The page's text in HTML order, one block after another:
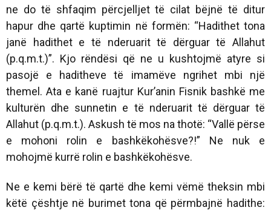
ne do të shfaqim përcjelljet të cilat bëjnë të ditur
hapur dhe qartë kuptimin në formën: “Hadithet tona
janë hadithet e të nderuarit të dërguar të Allahut
(p.q.m.t.)”. Kjo rëndësi që ne u kushtojmë atyre si
pasojë e haditheve të imamëve ngrihet mbi një
themel. Ata e kanë ruajtur Kur’anin Fisnik bashkë me
kulturën dhe sunnetin e të nderuarit të dërguar të
Allahut (p.q.m.t.). Askush të mos na thotë: “Vallë përse
e mohoni rolin e bashkëkohësve?!” Ne nuk e
mohojmë kurrë rolin e bashkëkohësve.
Ne e kemi bërë të qartë dhe kemi vëmë theksin mbi
këtë çështje në burimet tona që përmbajnë hadithe: